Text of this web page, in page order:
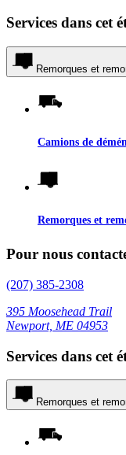
Services dans cet
Remorques et
Camions de
Remorques et
Pour nous
(207) 385-2308
395 Moosehead Trail
Newport, ME 04953
Services dans cet
Remorques et